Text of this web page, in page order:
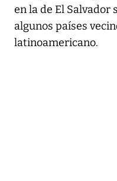
en la de El Salvador
algunos países
latinoamericano.